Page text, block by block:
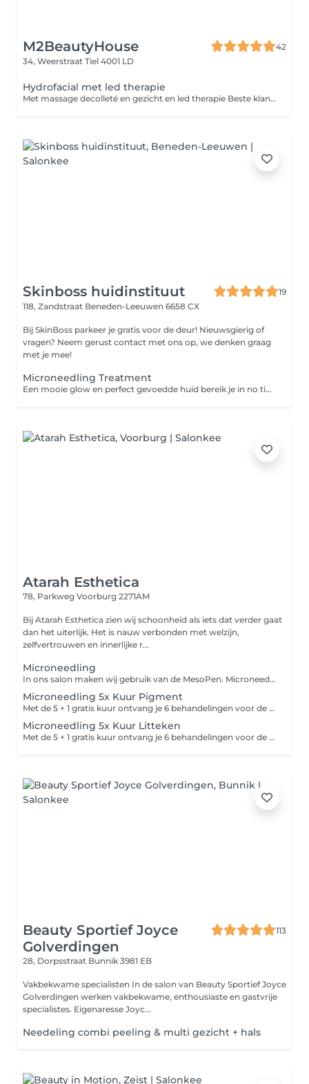
M2BeautyHouse
42
34, Weerstraat Tiel 4001 LD
Hydrofacial met led therapie
Met massage decolleté en gezicht en led therapie Beste klant, Wij vragen u vriendelijk om zonder make-up naar uw gezichtsbehandeling te komen. Zo kunnen wij uw huid beter reinigen en het beste resultaat behalen. Bedankt voor uw medewerking!
Skinboss huidinstituut
19
118, Zandstraat Beneden-Leeuwen 6658 CX
Bij SkinBoss parkeer je gratis voor de deur! Nieuwsgierig of
vragen? Neem gerust contact met ons op, we denken graag
met je mee!
Microneedling Treatment
Een mooie glow en perfect gevoedde huid bereik je in no time dankzij microneedling. De minuscule naaldjes perforeren de huid op zachte wijze en maken kleine kanaaltjes in jouw huidoppervlak. Onze op maat gemaakte voedings-cocktails dringen hierdoor tot diepe huidlagen en maken ultieme voeding mogelijk. Je ziet direct verschil dat in de dagen na jouw behandeling nóg mooier wordt!
Atarah Esthetica
78, Parkweg Voorburg 2271AM
Bij Atarah Esthetica zien wij schoonheid als iets dat verder gaat
dan het uiterlijk. Het is nauw verbonden met welzijn,
zelfvertrouwen en innerlijke r...
Microneedling
In ons salon maken wij gebruik van de MesoPen. Microneedling wordt ook wel Collageen Inductie Therapy genoemd. Hierbij worden kleine minuscule gaatjes in de huid gemaakt met de Mesopen, om zo collageen en elastin aanmaak te bevorderen. Tijdens de behandeling wordt er een speciaal serum gebruikt, die geschikt is voor microneedling. Het serum wordt als tussenstof gebruikt, zodat het soepel beweegt en het serum wordt direct in de huid opgenomen. Na acne kunnen er vervelende littekens achterblijven op de huid. Vooral na acne op het gezicht kunnen littekens en vlekjes achterblijven. Deze littekens en vlekjes kunnen effectief behandeld worden met microneedling behandelingen. Dit helpt goed tegen; Littekens vermindering Pigmentvlekken vermindering Lichte acne vermindering Rimpels/huidveroudering vermindering Grove poriën vermindering Verslapte huid strakker maken
Microneedling 5x Kuur Pigment
Met de 5 + 1 gratis kuur ontvang je 6 behandelingen voor de prijs van 5! Dit betekent dat je voor de prijs van 5 behandelingen een volledige kuur van 6 sessies kunt volgen. De behandelingen worden om de 4 á 6 weken gepland, zodat je optimaal resultaat kunt behalen. Dit is een ideale manier om je huid langdurig te verzorgen en te verbeteren, terwijl je profiteert van een korting op de totale prijs. Incl. Thuisproducten
Microneedling 5x Kuur Litteken
Met de 5 + 1 gratis kuur ontvang je 6 behandelingen voor de prijs van 5! Dit betekent dat je voor de prijs van 5 behandelingen een volledige kuur van 6 sessies kunt volgen. De behandelingen worden om de 4 á 6 weken gepland, zodat je optimaal resultaat kunt behalen. Dit is een ideale manier om je huid langdurig te verzorgen en te verbeteren, terwijl je profiteert van een korting op de totale prijs. Incl. Thuisproducten
Beauty Sportief Joyce
Golverdingen
113
28, Dorpsstraat Bunnik 3981 EB
Vakbekwame specialisten In de salon van Beauty Sportief Joyce
Golverdingen werken vakbekwame, enthousiaste en gastvrije
specialistes. Eigenaresse Joyc...
Needeling combi peeling & multi gezicht + hals